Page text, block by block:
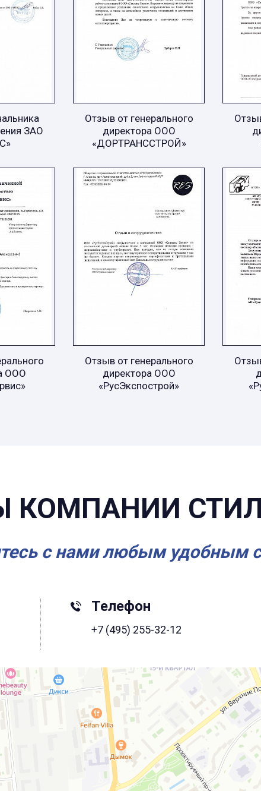
ЗАО
Отзыв от генерального
директора ООО
«ДОРТРАНССТРОЙ»
ООО
Отзыв от генерального
директора ООО
«РусЭкспострой»
КОМПАНИИ
с нами любым удобным
Телефон
+7 (495) 255-32-12